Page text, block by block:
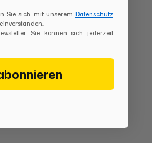
Sie sich mit unserem Datenschutz
einverstanden.
Sie können sich jederzeit